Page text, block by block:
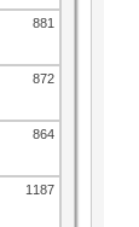
881
872
864
1187